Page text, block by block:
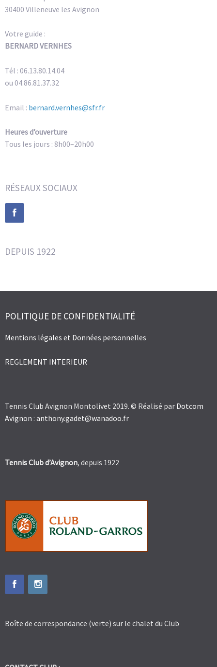
30400 Villeneuve les Avignon
Votre guide :
BERNARD VERNHES
Tél : 06.13.80.14.04
ou 04.86.81.37.32
Email : bernard.vernhes@sfr.fr
Heures d’ouverture
Tous les jours : 8h00–20h00
RÉSEAUX SOCIAUX
DEPUIS 1922
POLITIQUE DE CONFIDENTIALITÉ
Mentions légales et Données personnelles
REGLEMENT INTERIEUR
Tennis Club Avignon Montolivet 2019. © Réalisé par Dotcom
Avignon : anthony.gadet@wanadoo.fr
Tennis Club d’Avignon, depuis 1922
Boîte de correspondance (verte) sur le chalet du Club